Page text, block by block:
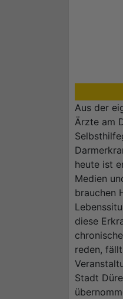
Aus der
Ärzte am
heute ist
Medien
brauchen
diese
reden,
Stadt